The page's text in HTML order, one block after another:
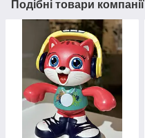
Подібні товари компанії